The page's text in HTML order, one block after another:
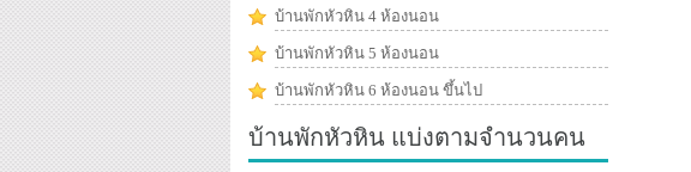
บ้านพักหัวหิน 4 ห้องนอน
บ้านพักหัวหิน 5 ห้องนอน
บ้านพักหัวหิน 6 ห้องนอน ขึ้นไป
บ้านพักหัวหิน แบ่งตามจำนวนคน